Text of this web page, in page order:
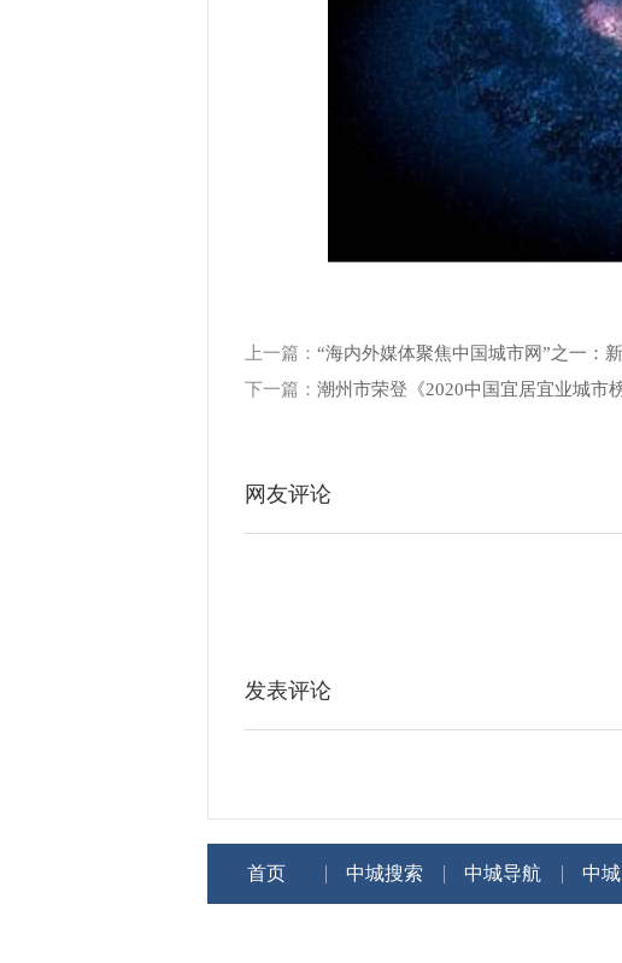
上一篇： “海内外媒体聚焦中国城市网”之一：
下一篇： 潮州市荣登《2020中国宜居宜业城市榜
网友评论
发表评论
首页 中城搜索 中城导航 中